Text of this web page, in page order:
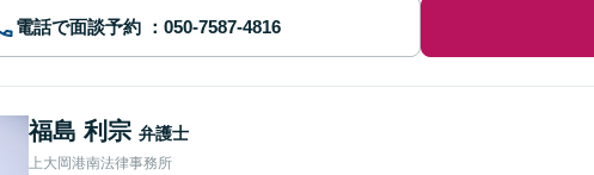
電話で面談予約
福島 利宗 弁護士
上大岡港南法律事務所